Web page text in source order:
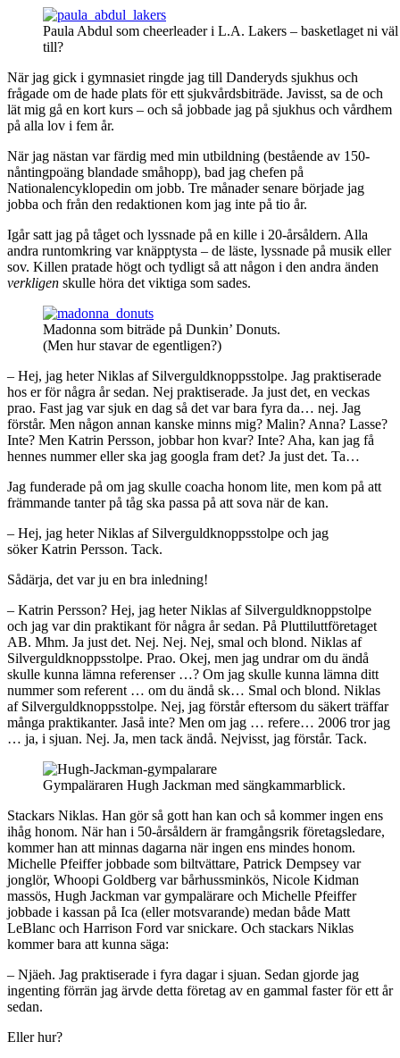
Paula Abdul som cheerleader i L.A. Lakers – basketlaget ni
till?
När jag gick i gymnasiet ringde jag till Danderyds sjukhus och
frågade om de hade plats för ett sjukvårdsbiträde. Javisst, sa de och
lät mig gå en kort kurs – och så jobbade jag på sjukhus och vårdhem
på alla lov i fem år.
När jag nästan var färdig med min utbildning (bestående av 150-
nåntingpoäng blandade småhopp), bad jag chefen på
Nationalencyklopedin om jobb. Tre månader senare började jag
jobba och från den redaktionen kom jag inte på tio år.
Igår satt jag på tåget och lyssnade på en kille i 20-årsåldern. Alla
andra runtomkring var knäpptysta – de läste, lyssnade på musik eller
sov. Killen pratade högt och tydligt så att någon i den andra änden
verkligen skulle höra det viktiga som sades.
Madonna som biträde på Dunkin’ Donuts.
(Men hur stavar de egentligen?)
– Hej, jag heter Niklas af Silverguldknoppsstolpe. Jag praktiserade
hos er för några år sedan. Nej praktiserade. Ja just det, en veckas
prao. Fast jag var sjuk en dag så det var bara fyra da… nej. Jag
förstår. Men någon annan kanske minns mig? Malin? Anna? Lasse?
Inte? Men Katrin Persson, jobbar hon kvar? Inte? Aha, kan jag få
hennes nummer eller ska jag googla fram det? Ja just det. Ta…
Jag funderade på om jag skulle coacha honom lite, men kom på att
främmande tanter på tåg ska passa på att sova när de kan.
– Hej, jag heter Niklas af Silverguldknoppsstolpe och jag
söker Katrin Persson. Tack.
Sådärja, det var ju en bra inledning!
– Katrin Persson? Hej, jag heter Niklas af Silverguldknoppstolpe
och jag var din praktikant för några år sedan. På Pluttiluttföretaget
AB. Mhm. Ja just det. Nej. Nej. Nej, smal och blond. Niklas af
Silverguldknoppsstolpe. Prao. Okej, men jag undrar om du ändå
skulle kunna lämna referenser …? Om jag skulle kunna lämna ditt
nummer som referent … om du ändå sk… Smal och blond. Niklas
af Silverguldknoppsstolpe. Nej, jag förstår eftersom du säkert träffar
många praktikanter. Jaså inte? Men om jag … refere… 2006 tror jag
… ja, i sjuan. Nej. Ja, men tack ändå. Nejvisst, jag förstår. Tack.
Gympaläraren Hugh Jackman med sängkammarblick.
Stackars Niklas. Han gör så gott han kan och så kommer ingen ens
ihåg honom. När han i 50-årsåldern är framgångsrik företagsledare,
kommer han att minnas dagarna när ingen ens mindes honom.
Michelle Pfeiffer jobbade som biltvättare, Patrick Dempsey var
jonglör, Whoopi Goldberg var bårhussminkös, Nicole Kidman
massös, Hugh Jackman var gympalärare och Michelle Pfeiffer
jobbade i kassan på Ica (eller motsvarande) medan både Matt
LeBlanc och Harrison Ford var snickare. Och stackars Niklas
kommer bara att kunna säga:
– Njäeh. Jag praktiserade i fyra dagar i sjuan. Sedan gjorde jag
ingenting förrän jag ärvde detta företag av en gammal faster för ett år
sedan.
Eller hur?